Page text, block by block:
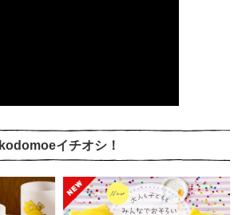
kodomoeイチオシ！